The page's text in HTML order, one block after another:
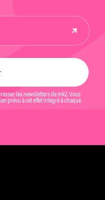
les newsletters de mk2. Vous
prévu à cet effet intégré à chaque